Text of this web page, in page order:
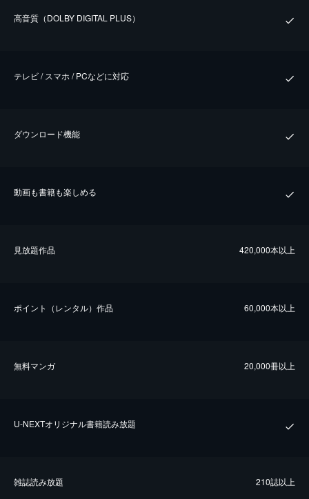
⾼⾳質（DOLBY DIGITAL PLUS）
テレビ / スマホ / PCなどに対応
ダウンロード機能
動画も書籍も楽しめる
⾒放題作品 420,000本以上
ポイント（レンタル）作品 60,000本以上
無料マンガ 20,000冊以上
U-NEXTオリジナル書籍読み放題
雑誌読み放題 210誌以上